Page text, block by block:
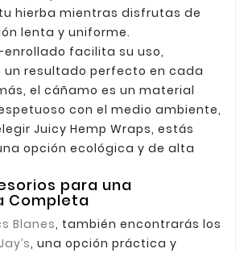
hierba mientras disfrutas de
lenta y uniforme.
enrollado facilita su uso,
resultado perfecto en cada
el cáñamo es un material
con el medio ambiente,
Juicy Hemp Wraps, estás
opción ecológica y de alta
para una
Completa
Blanes, también encontrarás los
, una opción práctica y